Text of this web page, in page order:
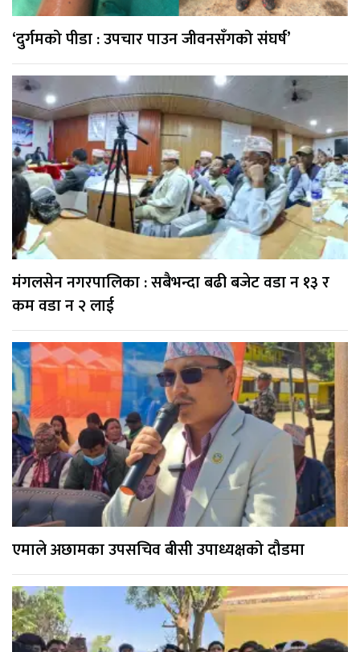
‘दुर्गमको पीडा : उपचार पाउन जीवनसँगको संघर्ष’
मंगलसेन नगरपालिका : सबैभन्दा बढी बजेट वडा न १३ र
कम वडा न २ लाई
एमाले अछामका उपसचिव बीसी उपाध्यक्षको दौडमा